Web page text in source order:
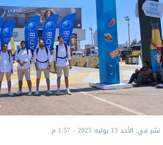
نشر في: الأحد 13 يوليه 2025 - 1:57 م